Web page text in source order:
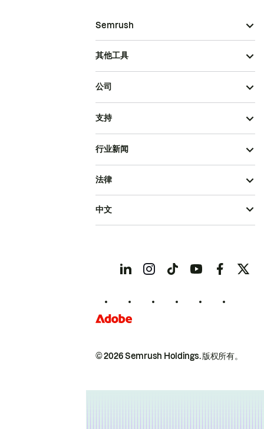
Semrush
其他工具
公司
支持
行业新闻
© 2026 Semrush Holdings.版权所有。
法律
中文